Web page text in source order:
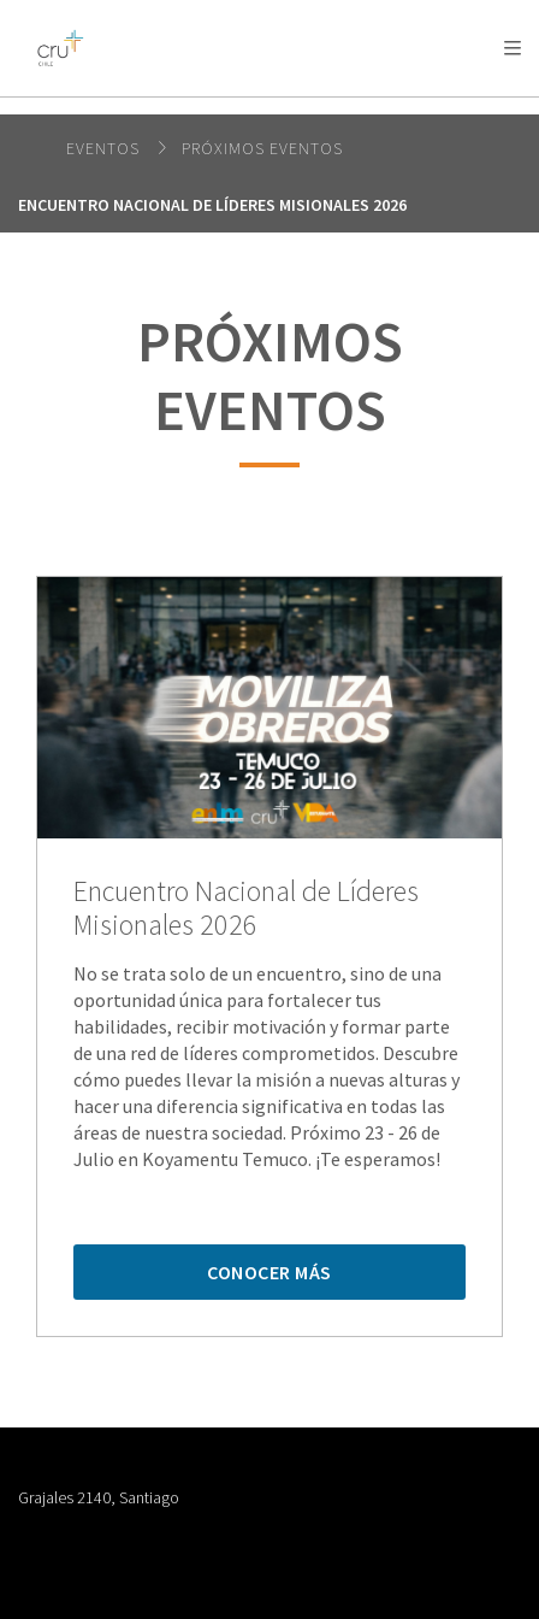
AFRICA
AMERICA / CARIBBEAN
OCEANIA
EVENTOS PRÓXIMOS EVENTOS
ENCUENTRO NACIONAL DE LÍDERES MISIONALES 2026
PRÓXIMOS
EVENTOS
Encuentro Nacional de Líderes
Misionales 2026
No se trata solo de un encuentro, sino de una
oportunidad única para fortalecer tus
habilidades, recibir motivación y formar parte
de una red de líderes comprometidos. Descubre
cómo puedes llevar la misión a nuevas alturas y
hacer una diferencia significativa en todas las
áreas de nuestra sociedad. Próximo 23 - 26 de
Julio en Koyamentu Temuco. ¡Te esperamos!
CONOCER MÁS
Grajales 2140, Santiago